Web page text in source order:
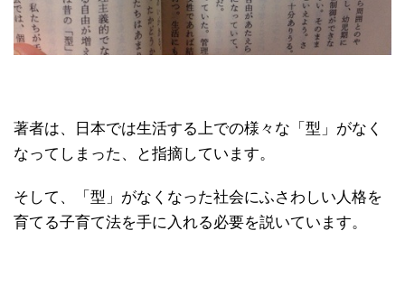
著者は、日本では生活する上での様々な「型」がなく
なってしまった、と指摘しています。
そして、「型」がなくなった社会にふさわしい人格を
育てる子育て法を手に入れる必要を説いています。